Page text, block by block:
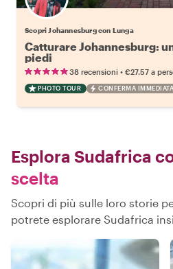
Scopri Johannesburg con Lunga
Catturare Johannesburg:
piedi
38 recensioni • €27.57 a
PHOTO TOUR CONFERMA IMMEDIATA
Esplora Sudafrica
scelta
Scopri di più sulle loro storie
potrete esplorare Sudafrica